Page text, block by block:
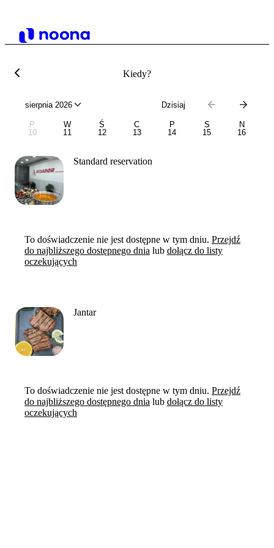
Kiedy?
sierpnia 2026 Dzisiaj
P
10
W
11
Ś
12
C
13
P
14
S
15
N
16
Standard reservation
To doświadczenie nie jest dostępne w tym dniu. Przejdź
do najbliższego dostępnego dnia lub dołącz do listy
oczekujących
Jantar
To doświadczenie nie jest dostępne w tym dniu. Przejdź
do najbliższego dostępnego dnia lub dołącz do listy
oczekujących